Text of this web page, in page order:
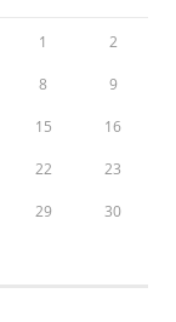
1 2
8 9
15 16
22 23
29 30